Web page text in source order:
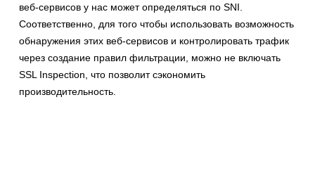
веб-сервисов у нас может определяться по SNI.
Соответственно, для того чтобы использовать возможность
обнаружения этих веб-сервисов и контролировать трафик
через создание правил фильтрации, можно не включать
SSL Inspection, что позволит сэкономить
производительность.